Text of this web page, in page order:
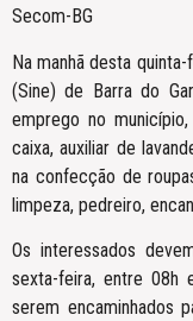
Secom-BG
Na manhã desta
(Sine) de Barra do
emprego no
caixa, auxiliar de
na confecção de
limpeza, pedreiro,
Os interessados
sexta-feira, entre 08h
serem encaminhados